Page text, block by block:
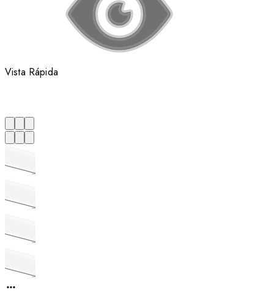
Vista Rápida